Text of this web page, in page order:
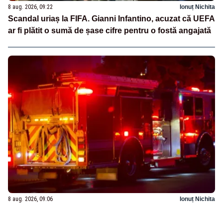
8 aug. 2026, 09:22 Ionuț Nichita
Scandal uriaș la FIFA. Gianni Infantino, acuzat că UEFA
ar fi plătit o sumă de șase cifre pentru o fostă angajată
8 aug. 2026, 09:06 Ionuț Nichita